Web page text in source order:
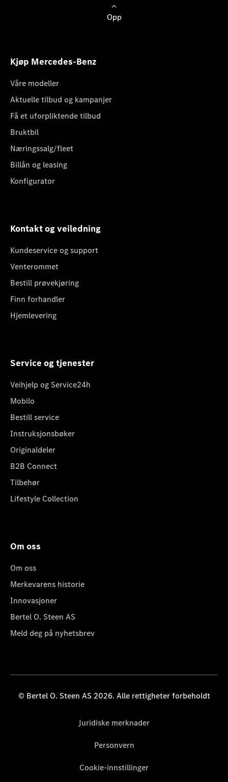
Opp
Kjøp Mercedes-Benz
Våre modeller
Aktuelle tilbud og kampanjer
Få et uforpliktende tilbud
Bruktbil
Næringssalg/fleet
Billån og leasing
Konfigurator
Kontakt og veiledning
Kundeservice og support
Venterommet
Bestill prøvekjøring
Finn forhandler
Hjemlevering
Service og tjenester
Veihjelp og Service24h
Mobilo
Bestill service
Instruksjonsbøker
Originaldeler
B2B Connect
Tilbehør
Lifestyle Collection
Om oss
Om oss
Merkevarens historie
Innovasjoner
Bertel O. Steen AS
Meld deg på nyhetsbrev
© Bertel O. Steen AS 2026. Alle rettigheter forbeholdt
Juridiske merknader
Personvern
Cookie-innstillinger